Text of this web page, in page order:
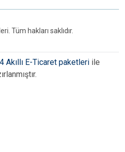
Tüm hakları saklıdır.
Akıllı E-Ticaret paketleriile